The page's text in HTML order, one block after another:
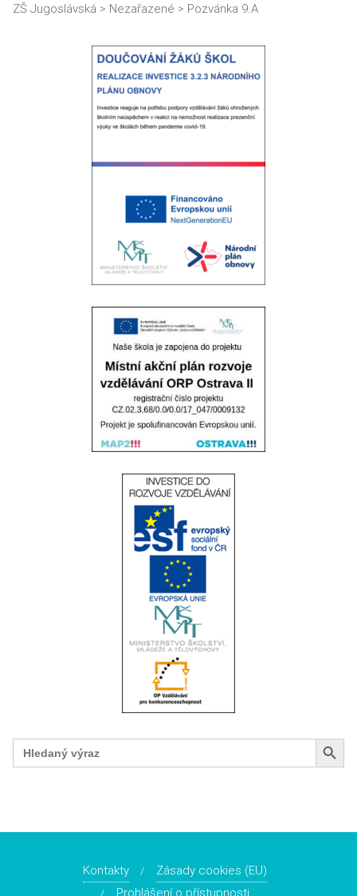
ZŠ Jugoslávská > Nezařazené > Pozvánka 9.A
Search
for:
Kontakty
Zásady cookies (EU)
Prohlášení o přístupnosti